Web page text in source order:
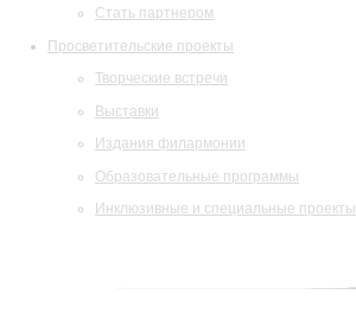
Стать партнером
Просветительские проекты
Творческие встречи
Выставки
Издания филармонии
Образовательные программы
Инклюзивные и специальные проекты